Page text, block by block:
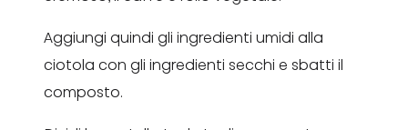
Aggiungi quindi gli ingredienti umidi alla
ciotola con gli ingredienti secchi e sbatti il
composto.